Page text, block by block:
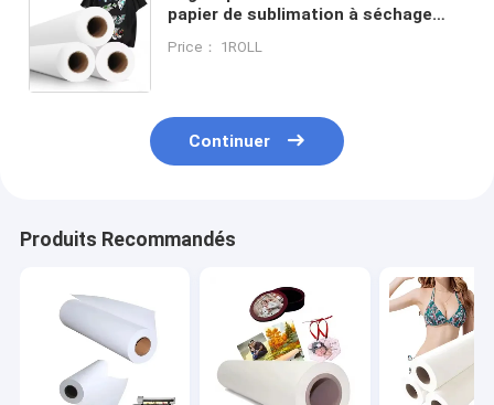
papier de sublimation à séchage
thermique papier d'impression pour
Price： 1ROLL
Continuer
Produits Recommandés